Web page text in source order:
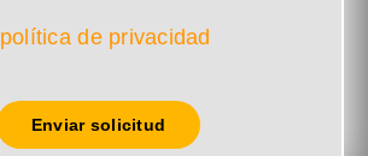
política de privacidad
Enviar solicitud